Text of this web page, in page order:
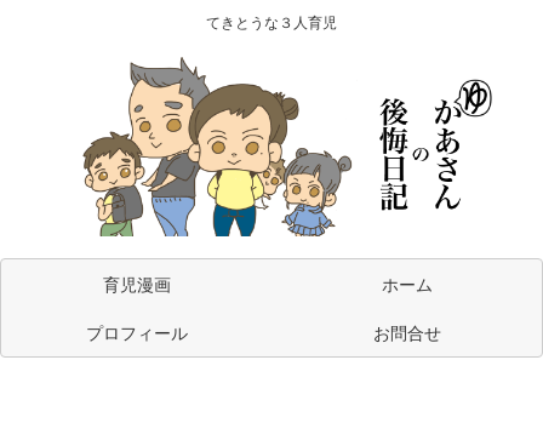
てきとうな３人育児
育児漫画
ホーム
プロフィール
お問合せ